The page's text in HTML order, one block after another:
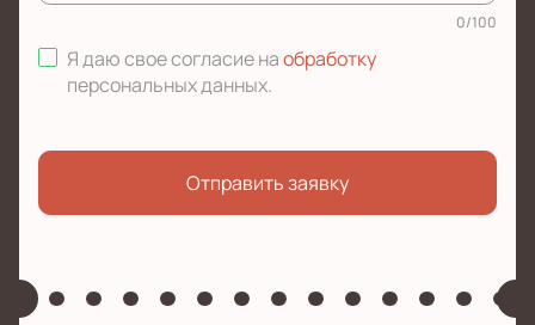
0/100
Я даю свое согласие наобработку
персональных данных.
Отправить заявку